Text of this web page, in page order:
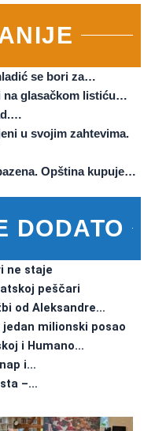
se bori za…
na glasačkom listiću…
u svojim zahtevima.
Opština kupuje…
DODATO
ne staje
peščari
od Aleksandre…
jedan milionski posao
i Humano…
i…
–…